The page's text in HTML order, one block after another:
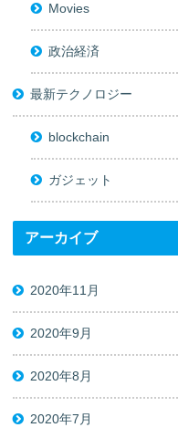
Movies
政治経済
最新テクノロジー
blockchain
ガジェット
アーカイブ
2020年11月
2020年9月
2020年8月
2020年7月